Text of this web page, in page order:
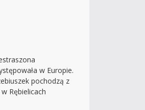
w Europie.
pochodzą z
Rębielicach